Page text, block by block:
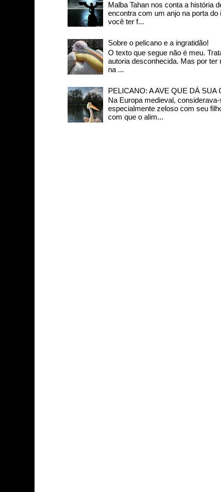
Malba Tahan nos conta a história
encontra com um anjo na porta do
você ter f...
Sobre o pelicano e a ingratidão!
O texto que segue não é meu.
autoria desconhecida. Mas por
na ...
PELICANO: A AVE QUE DÁ SUA
Na Europa medieval,
especialmente zeloso com seu
com que o alim...